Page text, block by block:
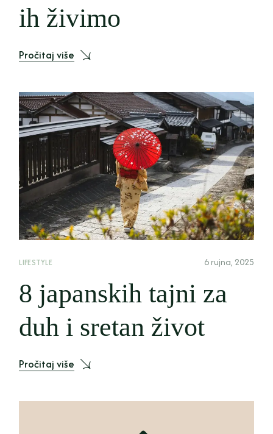
ih živimo
Pročitaj više
LIFESTYLE 6 rujna, 2025
8 japanskih tajni za
duh i sretan život
Pročitaj više